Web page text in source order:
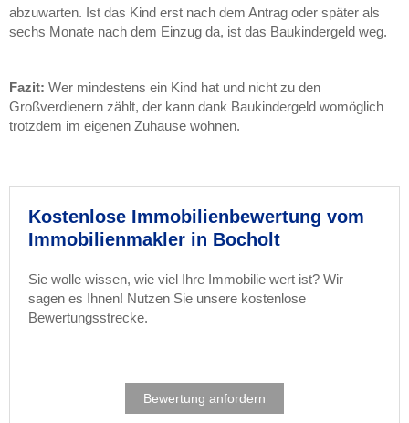
abzuwarten. Ist das Kind erst nach dem Antrag oder später als
sechs Monate nach dem Einzug da, ist das Baukindergeld weg.
Fazit: Wer mindestens ein Kind hat und nicht zu den
Großverdienern zählt, der kann dank Baukindergeld womöglich
trotzdem im eigenen Zuhause wohnen.
Kostenlose Immobilienbewertung vom
Immobilienmakler in Bocholt
Sie wolle wissen, wie viel Ihre Immobilie wert ist? Wir
sagen es Ihnen! Nutzen Sie unsere kostenlose
Bewertungsstrecke.
Bewertung anfordern